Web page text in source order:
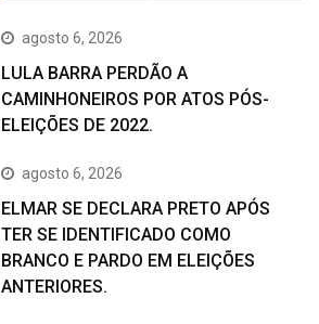
agosto 6, 2026
LULA BARRA PERDÃO A
CAMINHONEIROS POR ATOS PÓS-
ELEIÇÕES DE 2022.
agosto 6, 2026
ELMAR SE DECLARA PRETO APÓS
TER SE IDENTIFICADO COMO
BRANCO E PARDO EM ELEIÇÕES
ANTERIORES.